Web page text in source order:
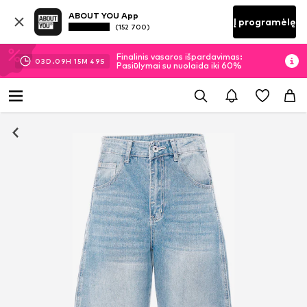
ABOUT YOU App
(152 700) Į programėlę
03D.09H 15M 48S
Finalinis vasaros išpardavimas:
Pasiūlymai su nuolaida iki 60%